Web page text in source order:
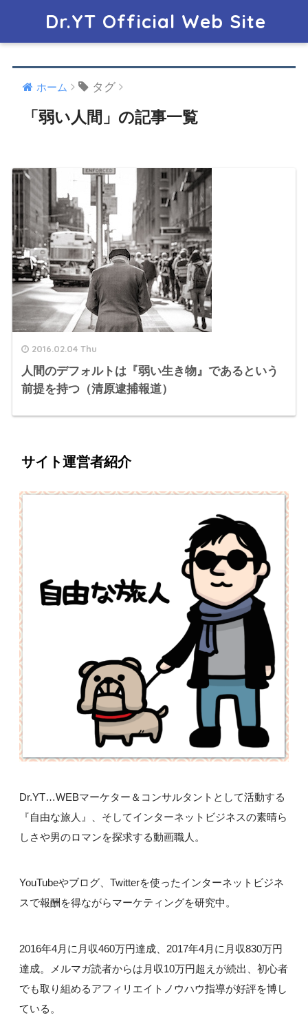
Dr.YT Official Web Site
ホーム タグ
「弱い人間」の記事一覧
2016.02.04 Thu
人間のデフォルトは『弱い生き物』であるという
前提を持つ（清原逮捕報道）
サイト運営者紹介
Dr.YT…WEBマーケター＆コンサルタントとして活動する
『自由な旅人』、そしてインターネットビジネスの素晴ら
しさや男のロマンを探求する動画職人。
YouTubeやブログ、Twitterを使ったインターネットビジネ
スで報酬を得ながらマーケティングを研究中。
2016年4月に月収460万円達成、2017年4月に月収830万円
達成。メルマガ読者からは月収10万円超えが続出、初心者
でも取り組めるアフィリエイトノウハウ指導が好評を博し
ている。